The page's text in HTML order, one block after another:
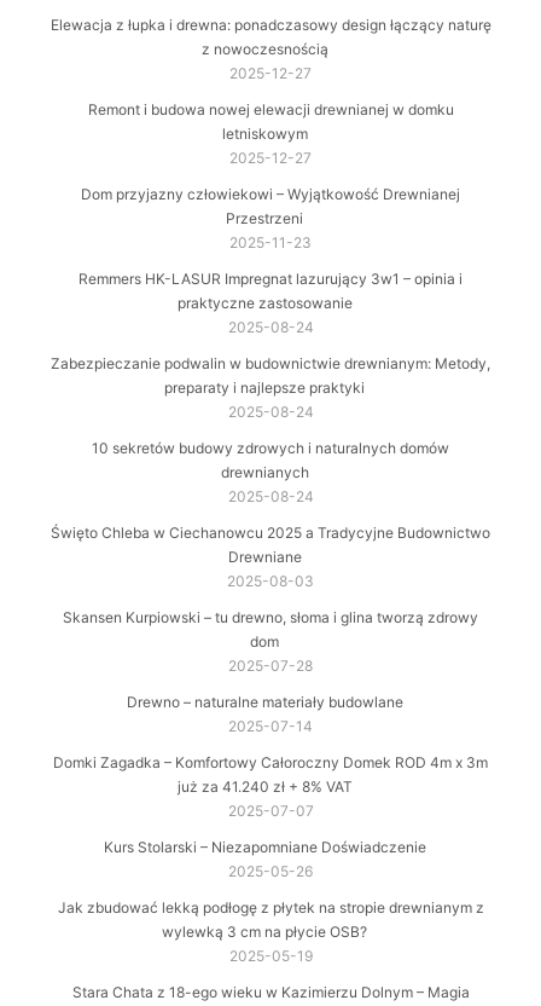
Elewacja z łupka i drewna: ponadczasowy design łączący naturę
z nowoczesnością
2025-12-27
Remont i budowa nowej elewacji drewnianej w domku
letniskowym
2025-12-27
Dom przyjazny człowiekowi – Wyjątkowość Drewnianej
Przestrzeni
2025-11-23
Remmers HK-LASUR Impregnat lazurujący 3w1 – opinia i
praktyczne zastosowanie
2025-08-24
Zabezpieczanie podwalin w budownictwie drewnianym: Metody,
preparaty i najlepsze praktyki
2025-08-24
10 sekretów budowy zdrowych i naturalnych domów
drewnianych
2025-08-24
Święto Chleba w Ciechanowcu 2025 a Tradycyjne Budownictwo
Drewniane
2025-08-03
Skansen Kurpiowski – tu drewno, słoma i glina tworzą zdrowy
dom
2025-07-28
Drewno – naturalne materiały budowlane
2025-07-14
Domki Zagadka – Komfortowy Całoroczny Domek ROD 4m x 3m
już za 41.240 zł + 8% VAT
2025-07-07
Kurs Stolarski – Niezapomniane Doświadczenie
2025-05-26
Jak zbudować lekką podłogę z płytek na stropie drewnianym z
wylewką 3 cm na płycie OSB?
2025-05-19
Stara Chata z 18-ego wieku w Kazimierzu Dolnym – Magia